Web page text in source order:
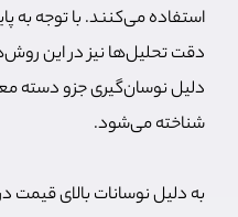
استفاده می‌کنند. با توجه به
دقت تحلیل‌ها نیز در این
دلیل نوسان‌گیری جزو دسته
شناخته می‌شود.
به دلیل نوسانات بالای قیمت